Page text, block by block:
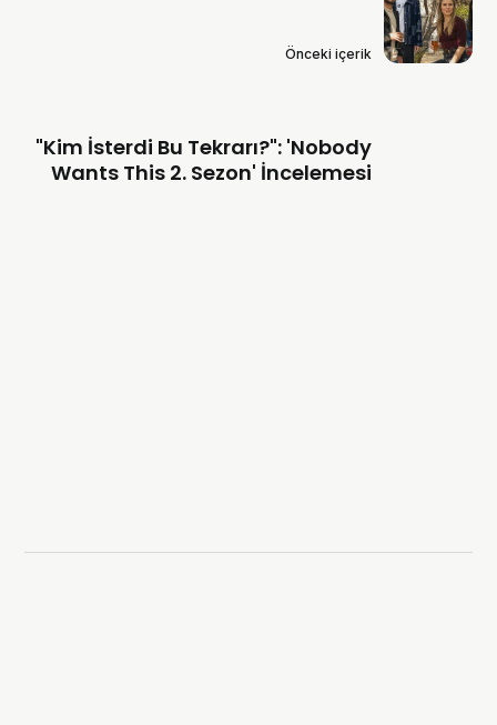
Önceki içerik
"Kim İsterdi Bu Tekrarı?": 'Nobody
Wants This 2. Sezon' İncelemesi